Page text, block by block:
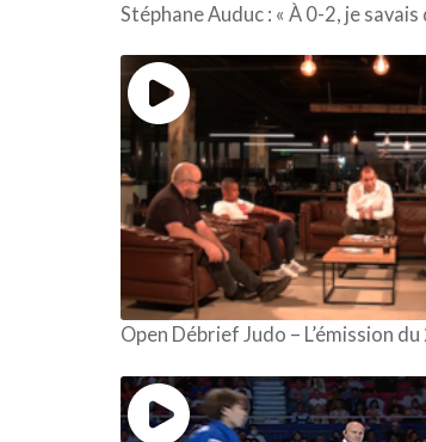
Stéphane Auduc : « À 0-2, je savais
Open Débrief Judo – L’émission